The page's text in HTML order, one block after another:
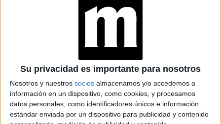
Su privacidad es importante para nosotros
Nosotros y nuestros socios almacenamos y/o accedemos a
información en un dispositivo, como cookies, y procesamos
datos personales, como identificadores únicos e información
estándar enviada por un dispositivo para publicidad y contenido
, pero con beneficios extra de
fortalecer y proteger la uña. Un buen ejemplo es la
línea de
, que acaba de lanzar tres nuevos
Nail Illuminatorsen tonos Rose, Beige y Blanc. Todos
están formulados con micro-iluminadores ópticos,